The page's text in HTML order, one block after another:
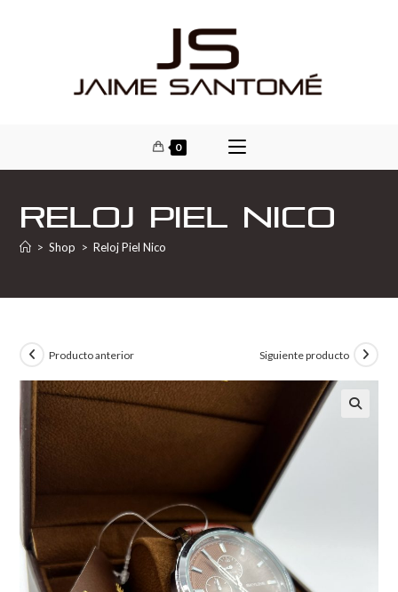
0
Reloj Piel Nico
> Shop > Reloj Piel Nico
Producto anterior Siguiente producto